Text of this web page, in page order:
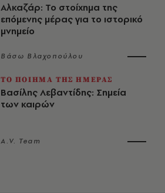
Αλκαζάρ: Το στοίχημα της
επόμενης μέρας για το ιστορικό
μνημείο
Βάσω Βλαχοπούλου
ΤΟ ΠΟΙΗΜΑ ΤΗΣ ΗΜΕΡΑΣ
Βασίλης Λεβαντίδης: Σημεία
των καιρών
A.V. Team